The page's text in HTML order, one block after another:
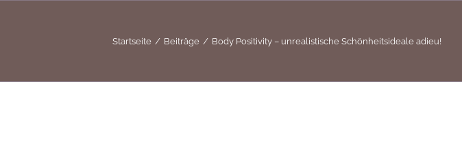
Startseite Beiträge Body Positivity – unrealistische Schönheitsideale adieu!